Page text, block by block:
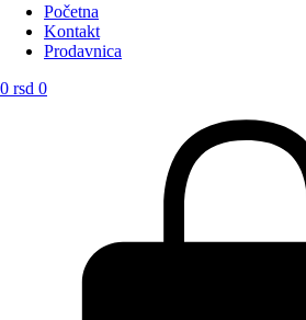
Početna
Kontakt
Prodavnica
0 rsd 0